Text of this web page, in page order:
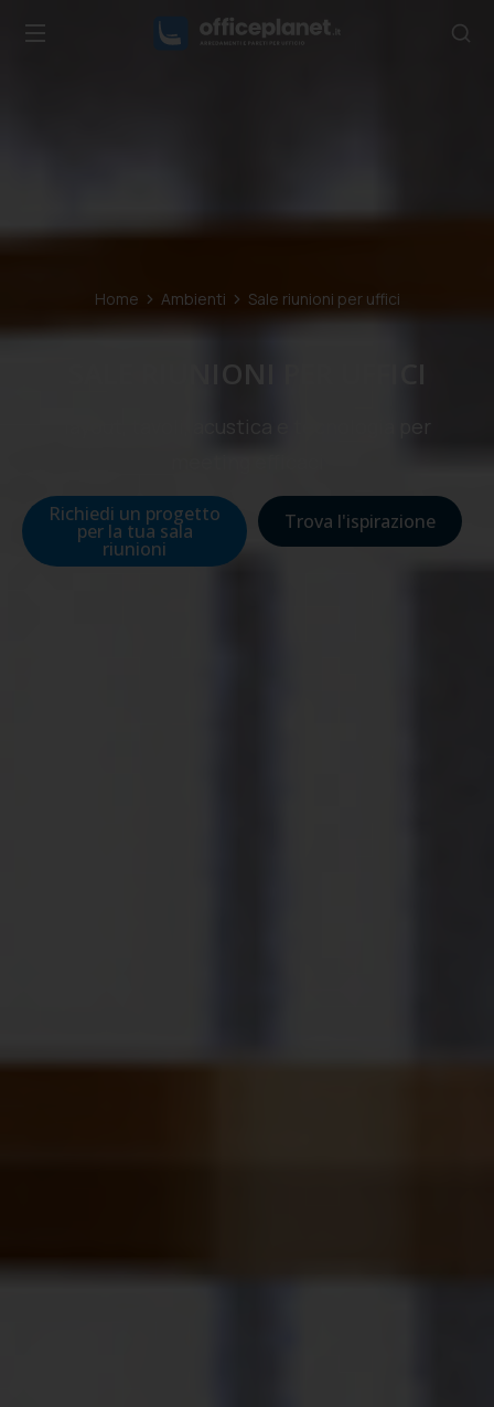
Tu sei qui:
Home Ambienti Sale riunioni per uffici
SALE RIUNIONI PER UFFICI
Richiedi un progetto
per la tua sala
riunioni
Trova l'ispirazione